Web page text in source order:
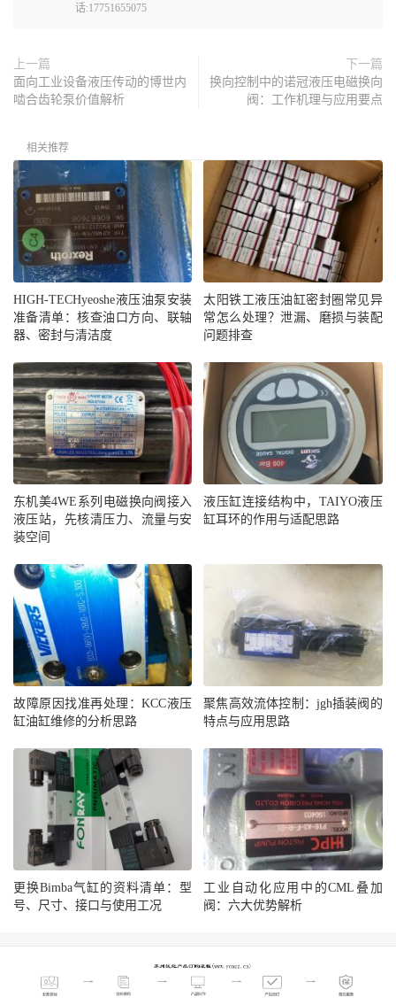
话:17751655075
上一篇
面向工业设备液压传动的博世内
啮合齿轮泵价值解析
下一篇
换向控制中的诺冠液压电磁换向
阀：工作机理与应用要点
相关推荐
HIGH-TECHyeoshe液压油泵安装
准备清单：核查油口方向、联轴
器、密封与清洁度
太阳铁工液压油缸密封圈常见异
常怎么处理？泄漏、磨损与装配
问题排查
东机美4WE系列电磁换向阀接入
液压站，先核清压力、流量与安
装空间
液压缸连接结构中，TAIYO液压
缸耳环的作用与适配思路
故障原因找准再处理：KCC液压
缸油缸维修的分析思路
聚焦高效流体控制：jgh插装阀的
特点与应用思路
更换Bimba气缸的资料清单：型
号、尺寸、接口与使用工况
工业自动化应用中的CML叠加
阀：六大优势解析